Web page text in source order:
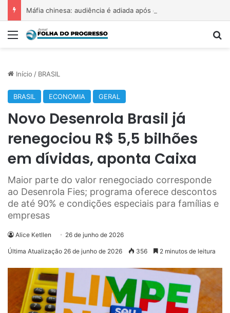
Menu
Início / BRASIL
BRASIL ECONOMIA GERAL
Novo Desenrola Brasil já
renegociou R$ 5,5 bilhões
em dívidas, aponta Caixa
Maior parte do valor renegociado corresponde
ao Desenrola Fies; programa oferece descontos
de até 90% e condições especiais para famílias e
empresas
Alice Ketllen 26 de junho de 2026
Última Atualização 26 de junho de 2026 356 2 minutos de leitura